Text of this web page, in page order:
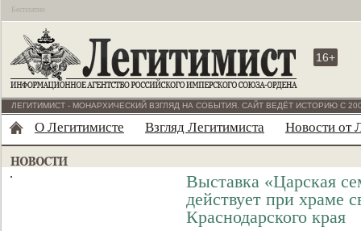
Бесплатно
16+
ЛЕГИТИМИСТ - МОНАРХИЧЕСКИЙ ВЗГЛЯД НА СОБЫТИЯ. САЙТ ВЕДЁТ ИСТОРИЮ С
О Легитимисте Взгляд Легитимиста Новости от
Выставка «Царская
действует при храме
Краснодарского края